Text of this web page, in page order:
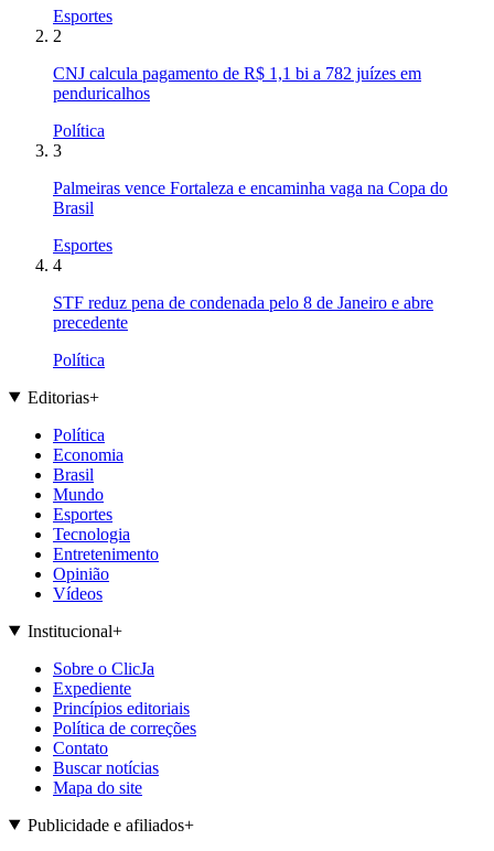
Esportes
2
CNJ calcula pagamento de R$ 1,1 bi a 782 juízes em
penduricalhos
Política
3
Palmeiras vence Fortaleza e encaminha vaga na Copa do
Brasil
Esportes
4
STF reduz pena de condenada pelo 8 de Janeiro e abre
precedente
Política
Editorias+
Política
Economia
Brasil
Mundo
Esportes
Tecnologia
Entretenimento
Opinião
Vídeos
Institucional+
Sobre o ClicJa
Expediente
Princípios editoriais
Política de correções
Contato
Buscar notícias
Mapa do site
Publicidade e afiliados+